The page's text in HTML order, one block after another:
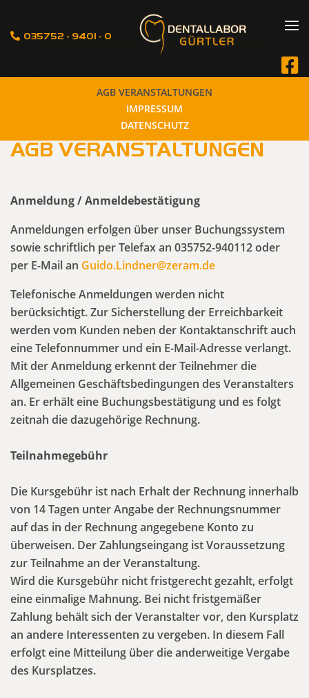
Navigation
035752 - 9401 - 0
AGB VERANSTALTUNGEN
IMPRESSUM
DATENSCHUTZ
AGB VERANSTALTUNGEN
Anmeldung / Anmeldebestätigung
Anmeldungen erfolgen über unser Buchungssystem
sowie schriftlich per Telefax an 035752-940112 oder
per E-Mail an Guido.Lindner@zeram.de
Telefonische Anmeldungen werden nicht
berücksichtigt. Zur Sicherstellung der Erreichbarkeit
werden vom Kunden neben der Kontaktanschrift auch
eine Telefonnummer und ein E-Mail-Adresse verlangt.
Mit der Anmeldung erkennt der Teilnehmer die
Allgemeinen Geschäftsbedingungen des Veranstalters
an. Er erhält eine Buchungsbestätigung und es folgt
zeitnah die dazugehörige Rechnung.
Teilnahmegebühr
Die Kursgebühr ist nach Erhalt der Rechnung innerhalb
von 14 Tagen unter Angabe der Rechnungsnummer
auf das in der Rechnung angegebene Konto zu
überweisen. Der Zahlungseingang ist Voraussetzung
zur Teilnahme an der Veranstaltung.
Wird die Kursgebühr nicht fristgerecht gezahlt, erfolgt
eine einmalige Mahnung. Bei nicht fristgemäßer
Zahlung behält sich der Veranstalter vor, den Kursplatz
an andere Interessenten zu vergeben. In diesem Fall
erfolgt eine Mitteilung über die anderweitige Vergabe
des Kursplatzes.